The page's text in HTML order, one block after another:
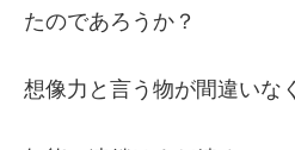
たのであろうか？
想像力と言う物が間違いな